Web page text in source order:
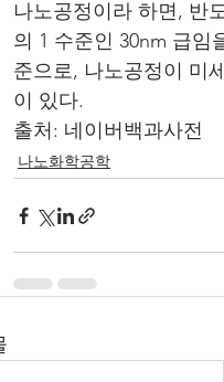
나노공정이라 하면, 반
의 1 수준인 30nm 급
준으로, 나노공정이 미
이 있다.
출처: 네이버백과사전
나노화학공학